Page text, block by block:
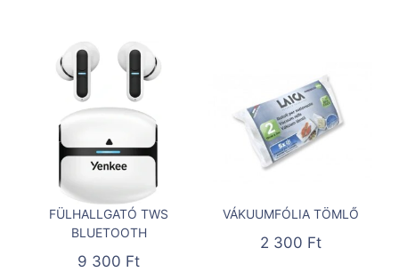
FÜLHALLGATÓ TWS
BLUETOOTH
9 300 Ft
VÁKUUMFÓLIA TÖMLŐ
2 300 Ft